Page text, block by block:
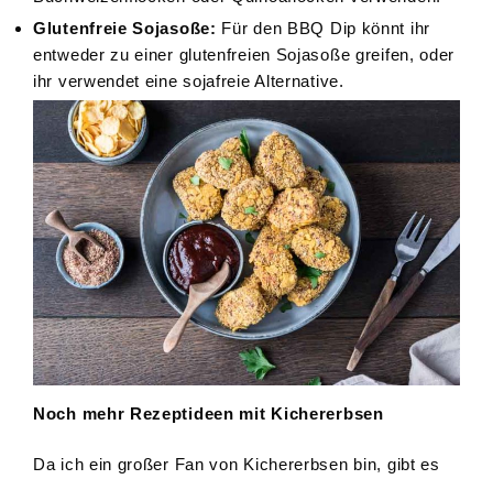
Glutenfreie Sojasoße: Für den BBQ Dip könnt ihr
entweder zu einer glutenfreien Sojasoße greifen, oder
ihr verwendet eine sojafreie Alternative.
Noch mehr Rezeptideen mit Kichererbsen
Da ich ein großer Fan von Kichererbsen bin, gibt es